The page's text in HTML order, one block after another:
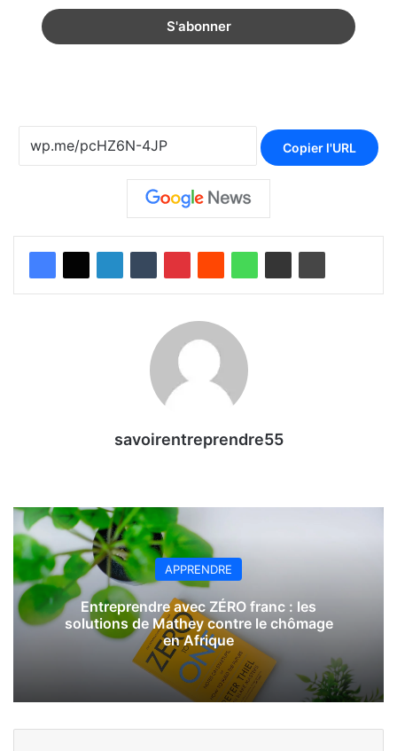
Copier l'URL
savoirentreprendre55
APPRENDRE
Entreprendre avec ZÉRO franc : les
solutions de Mathey contre le chômage
en Afrique